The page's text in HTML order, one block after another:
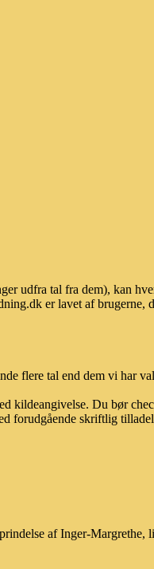
udfra tal fra dem), kan
er lavet af brugerne,
flere tal end dem vi har
kildeangivelse. Du bør
forudgående skriftlig
af Inger-Margrethe,